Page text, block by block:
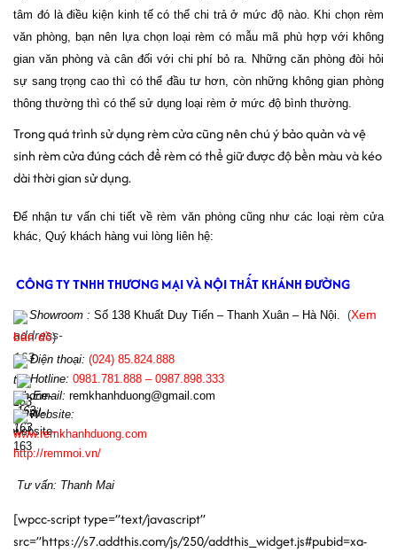
tâm đó là điều kiện kinh tế có thể chi trả ở mức độ nào. Khi chọn rèm
văn phòng, bạn nên lựa chọn loại rèm có mẫu mã phù hợp với không
gian văn phòng và cân đối với chi phí bỏ ra. Những căn phòng đòi hỏi
sự sang trọng cao thì có thể đầu tư hơn, còn những không gian phòng
thông thường thì có thể sử dụng loại rèm ở mức độ bình thường.
Trong quá trình sử dụng rèm cửa cũng nên chú ý bảo quản vàvệ
sinh rèm cửa đúng cáchđể rèm có thể giữ được độ bền màu và kéo
dài thời gian sử dụng.
Để nhận tư vấn chi tiết về rèm văn phòng cũng như các loại rèm cửa
khác, Quý khách hàng vui lòng liên hệ:
CÔNG TY TNHH THƯƠNG MẠI VÀ NỘI THẤT KHÁNH ĐƯỜNG
Showroom : Số 138 Khuất Duy Tiến – Thanh Xuân – Hà Nội. (Xem
bản đồ)
Điện thoại: (024) 85.824.888
Hotline: 0981.781.888 – 0987.898.333
Email: remkhanhduong@gmail.com
Website:
www.remkhanhduong.com
http://remmoi.vn/
Tư vấn: Thanh Mai
[wpcc-script type=”text/javascript”
src=”https://s7.addthis.com/js/250/addthis_widget.js#pubid=xa-